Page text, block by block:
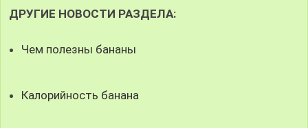
ДРУГИЕ НОВОСТИ РАЗДЕЛА:
Чем полезны бананы
Калорийность банана